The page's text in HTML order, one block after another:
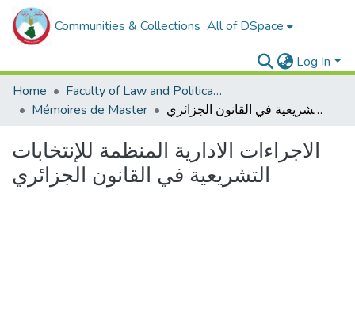
Communities & Collections All of DSpace
Log In
Home
Faculty of Law and Political Sciences _
Mémoires de Master
الاجراءات الادارية المنظمة للإنتخابات التشريعية في القانون الجزائري
الاجراءات الادارية المنظمة للإنتخابات
التشريعية في القانون الجزائري